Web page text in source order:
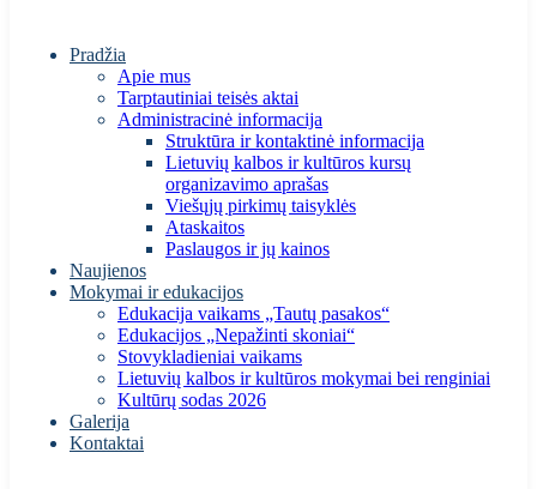
Pradžia
Apie mus
Tarptautiniai teisės aktai
Administracinė informacija
Struktūra ir kontaktinė informacija
Lietuvių kalbos ir kultūros kursų
organizavimo aprašas
Viešųjų pirkimų taisyklės
Ataskaitos
Paslaugos ir jų kainos
Naujienos
Mokymai ir edukacijos
Edukacija vaikams „Tautų pasakos“
Edukacijos „Nepažinti skoniai“
Stovykladieniai vaikams
Lietuvių kalbos ir kultūros mokymai bei renginiai
Kultūrų sodas 2026
Galerija
Kontaktai